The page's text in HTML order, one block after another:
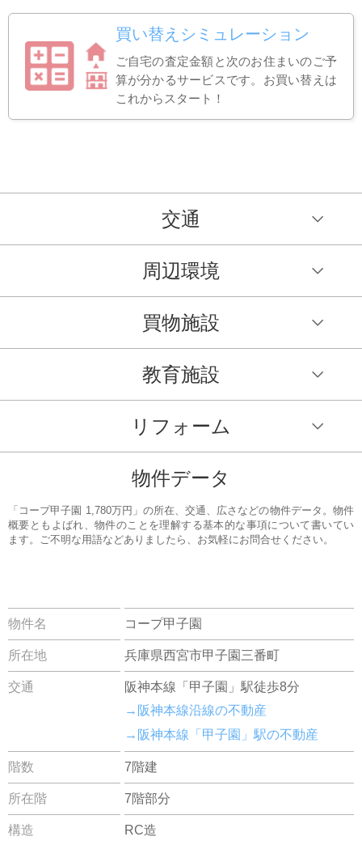
買い替えシミュレーション
ご自宅の査定金額と次のお住まいのご予
算が分かるサービスです。お買い替えは
これからスタート！
交通
周辺環境
買物施設
教育施設
リフォーム
物件データ
「コープ甲子園 1,780万円」の所在、交通、広さなどの物件データ。物件
概要ともよばれ、物件のことを理解する基本的な事項について書いてい
ます。ご不明な用語などありましたら、お気軽にお問合せください。
物件名 コープ甲子園
所在地 兵庫県西宮市甲子園三番町
交通
阪神本線「甲子園」駅徒歩8分
→阪神本線沿線の不動産
→阪神本線「甲子園」駅の不動産
階数 7階建
所在階 7階部分
構造 RC造